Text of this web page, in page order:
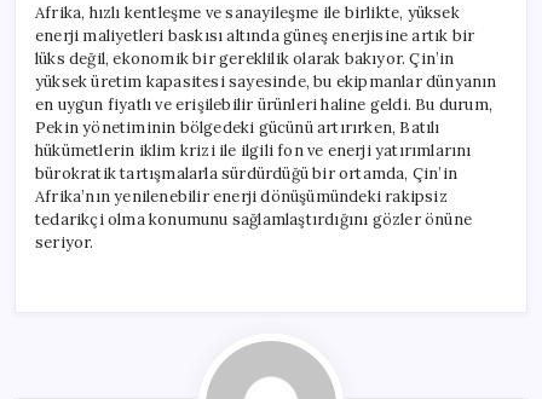
Afrika, hızlı kentleşme ve sanayileşme ile birlikte, yüksek
enerji maliyetleri baskısı altında güneş enerjisine artık bir
lüks değil, ekonomik bir gereklilik olarak bakıyor. Çin’in
yüksek üretim kapasitesi sayesinde, bu ekipmanlar dünyanın
en uygun fiyatlı ve erişilebilir ürünleri haline geldi. Bu durum,
Pekin yönetiminin bölgedeki gücünü artırırken, Batılı
hükümetlerin iklim krizi ile ilgili fon ve enerji yatırımlarını
bürokratik tartışmalarla sürdürdüğü bir ortamda, Çin’in
Afrika’nın yenilenebilir enerji dönüşümündeki rakipsiz
tedarikçi olma konumunu sağlamlaştırdığını gözler önüne
seriyor.